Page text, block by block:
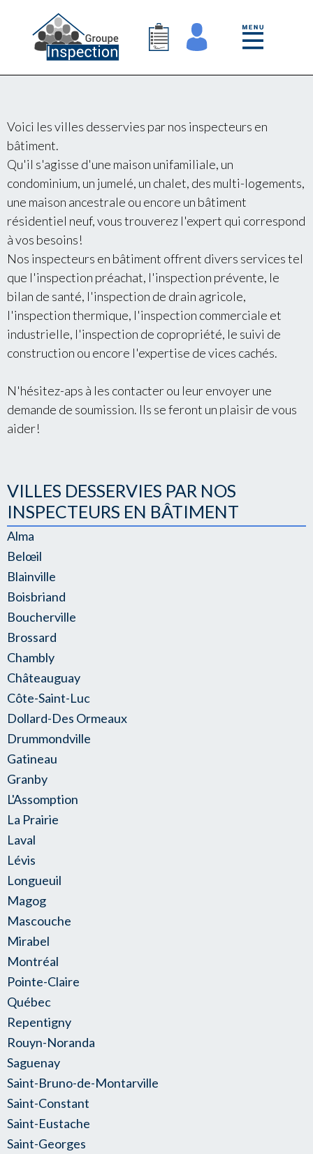
Voici les villes desservies par nos inspecteurs en
bâtiment.
Qu'il s'agisse d'une maison unifamiliale, un
condominium, un jumelé, un chalet, des multi-logements,
une maison ancestrale ou encore un bâtiment
résidentiel neuf, vous trouverez l'expert qui correspond
à vos besoins!
Nos inspecteurs en bâtiment offrent divers services tel
que l'inspection préachat, l'inspection prévente, le
bilan de santé, l'inspection de drain agricole,
l'inspection thermique, l'inspection commerciale et
industrielle, l'inspection de copropriété, le suivi de
construction ou encore l'expertise de vices cachés.
N'hésitez-aps à les contacter ou leur envoyer une
demande de soumission. Ils se feront un plaisir de vous
aider!
VILLES DESSERVIES PAR NOS
INSPECTEURS EN BÂTIMENT
Alma
Belœil
Blainville
Boisbriand
Boucherville
Brossard
Chambly
Châteauguay
Côte-Saint-Luc
Dollard-Des Ormeaux
Drummondville
Gatineau
Granby
L'Assomption
La Prairie
Laval
Lévis
Longueuil
Magog
Mascouche
Mirabel
Montréal
Pointe-Claire
Québec
Repentigny
Rouyn-Noranda
Saguenay
Saint-Bruno-de-Montarville
Saint-Constant
Saint-Eustache
Saint-Georges